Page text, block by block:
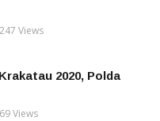
Views
2020, Polda
Views